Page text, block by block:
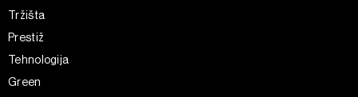
Tržišta
Prestiž
Tehnologija
Green